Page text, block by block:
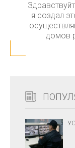
я создал
домов